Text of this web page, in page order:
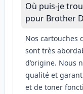
Où puis-je
pour Brother
Nos cartouches
sont très
d’origine. Nous
qualité et
et de toner